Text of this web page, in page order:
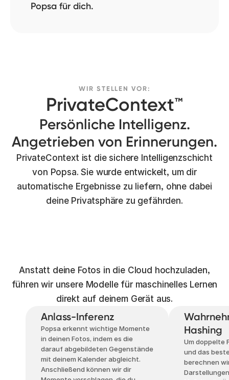
Popsa für dich.
WIR STELLEN VOR:
PrivateContext™
Persönliche Intelligenz.
Angetrieben von Erinnerungen.
PrivateContext ist die sichere Intelligenzschicht
von Popsa. Sie wurde entwickelt, um dir
automatische Ergebnisse zu liefern, ohne dabei
deine Privatsphäre zu gefährden.
Anstatt deine Fotos in die Cloud hochzuladen,
führen wir unsere Modelle für maschinelles Lernen
direkt auf deinem Gerät aus.
Anlass-Inferenz
Popsa erkennt wichtige Momente
in deinen Fotos, indem es die
darauf abgebildeten Gegenstände
mit deinem Kalender abgleicht.
Anschließend können wir dir
Hashing
Um doppelte
und das
berechnen